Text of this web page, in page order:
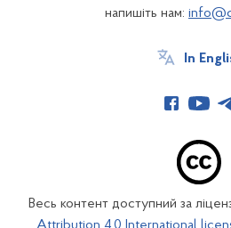
напишіть нам:
In
Весь контент доступний за